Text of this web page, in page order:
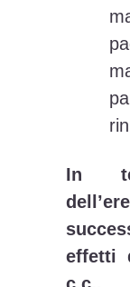
In
effetti